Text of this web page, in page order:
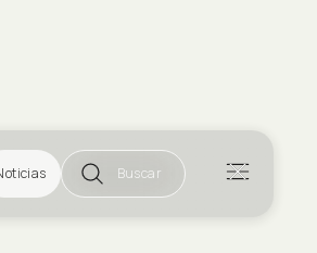
Buscar